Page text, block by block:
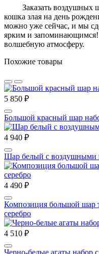
Заказать воздушных
кошка злая на день
можно уже сейчас, и мы
ярким и запоминающимся!
волшебную атмосферу.
Похожие товары
5 850 ₽
Большой красный шар
4 940 ₽
Шар белый с воздушными
4 490 ₽
Композиция большой шар
серебро
4 510 ₽
Черно-белые агаты